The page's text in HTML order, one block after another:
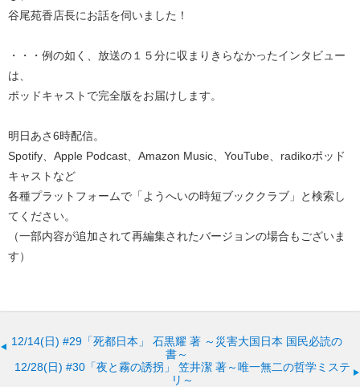
谷尾苑香店長にお話を伺いました！
・・・例の如く、放送の１５分に収まりきらなかったインタビュー
は、
ポッドキャストで完全版をお届けします。
明日あさ6時配信。
Spotify、Apple Podcast、Amazon Music、YouTube、radikoポッド
キャストなど
各種プラットフォームで「ようへいの時短ブッククラブ」と検索し
てください。
（一部内容が追加されて再編集されたバージョンの場合もございま
す）
12/14(日) #29「死都日本」 石黒耀 著 ～災害大国日本 国民必読の
書～
12/28(日) #30「夜と霧の誘拐」 笠井潔 著～唯一無二の哲学ミステ
リ～